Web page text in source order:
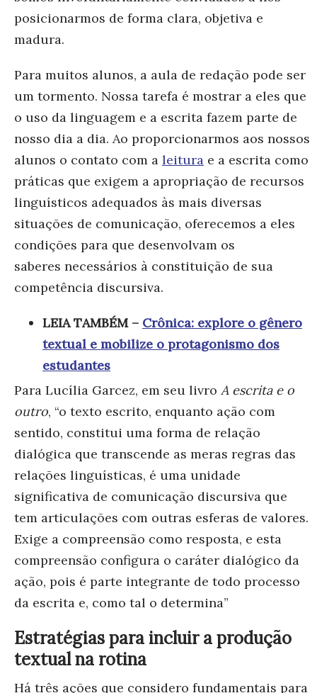
posicionarmos de forma clara, objetiva e
madura.
Para muitos alunos, a aula de redação pode ser
um tormento. Nossa tarefa é mostrar a eles que
o uso da linguagem e a escrita fazem parte de
nosso dia a dia. Ao proporcionarmos aos nossos
alunos o contato com a leitura e a escrita como
práticas que exigem a apropriação de recursos
linguísticos adequados às mais diversas
situações de comunicação, oferecemos a eles
condições para que desenvolvam os
saberes necessários à constituição de sua
competência discursiva.
LEIA TAMBÉM – Crônica: explore o gênero
textual e mobilize o protagonismo dos
estudantes
Para Lucília Garcez, em seu livro A escrita e o
outro, “o texto escrito, enquanto ação com
sentido, constitui uma forma de relação
dialógica que transcende as meras regras das
relações linguísticas, é uma unidade
significativa de comunicação discursiva que
tem articulações com outras esferas de valores.
Exige a compreensão como resposta, e esta
compreensão configura o caráter dialógico da
ação, pois é parte integrante de todo processo
da escrita e, como tal o determina”
Estratégias para incluir a produção
textual na rotina
Há três ações que considero fundamentais para